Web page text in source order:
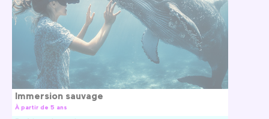
Immersion sauvage
À partir de 5 ans